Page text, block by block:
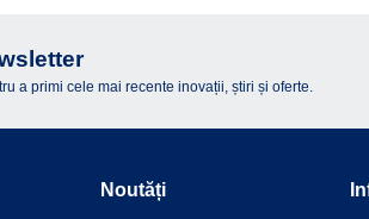
a primi cele mai recente inovații, știri și oferte.
Noutăți